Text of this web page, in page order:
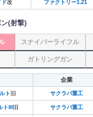
ド改 ファクトリー1.21
(射撃)
スナイパーライフル
ガトリングガン
企業
ト 旧 サクラバ重工
III 旧 サクラバ重工